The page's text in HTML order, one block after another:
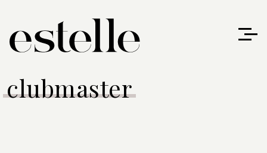
clubmaster